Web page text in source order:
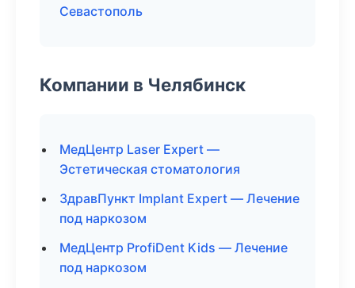
Севастополь
Компании в Челябинск
МедЦентр Laser Expert —
Эстетическая стоматология
ЗдравПункт Implant Expert — Лечение
под наркозом
МедЦентр ProfiDent Kids — Лечение
под наркозом